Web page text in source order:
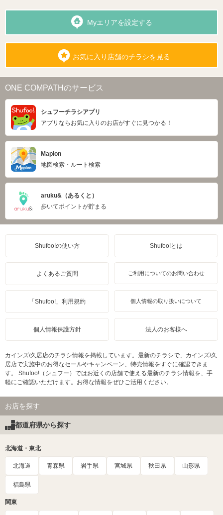
Myエリアを設定する
お気に入り店舗のチラシを見る
ONE COMPATHのサービス
シュフーチラシアプリ
アプリならお気に入りのお店がすぐに見つかる！
Mapion
地図検索・ルート検索
aruku&（あるくと）
歩いてポイントが貯まる
Shufoo!の使い方 Shufoo!とは
よくあるご質問 ご利用についてのお問い合わせ
「Shufoo!」利用規約 個人情報の取り扱いについて
個人情報保護方針 法人のお客様へ
カインズ/久居店のチラシ情報を掲載しています。最新のチラシで、カインズ/久
居店で実施中のお得なセールやキャンペーン、特売情報をすぐに確認できま
す。 Shufoo!（シュフー）ではお近くの店舗で使える最新のチラシ情報を、手
軽にご確認いただけます。お得な情報をぜひご活用ください。
お店を探す
都道府県から探す
北海道・東北
北海道 青森県 岩手県 宮城県 秋田県 山形県
福島県
関東